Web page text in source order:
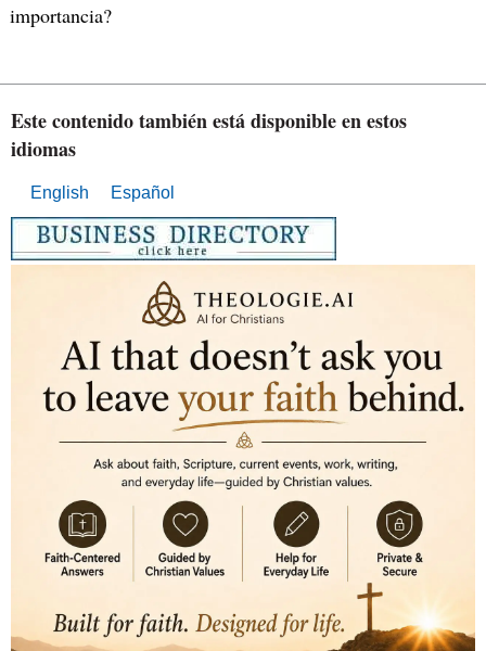
importancia?
Este contenido también está disponible en estos
idiomas
English Español